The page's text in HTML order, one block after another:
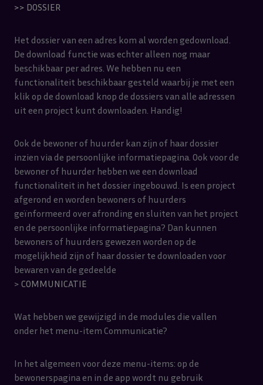
>> DOSSIER
Het dossier van een adres kom al worden gedownload.
De download functie was echter alleen nog maar
beschikbaar per adres. We hebben nu een
functionaliteit beschikbaar gesteld waarbij je met een
klik op de download knop de dossiers van alle adressen
uit een project kunt downloaden. Handig!
Ook de bewoner of huurder kan zijn of haar dossier
inzien via de persoonlijke informatiepagina. Ook voor de
bewoner of huurder hebben we een download
functionaliteit in het dossier ingebouwd. Is een project
afgerond en worden bewoners of huurders
geïnformeerd over afronding en sluiten van het project
en de persoonlijke informatiepagina? Dan kunnen
bewoners of huurders gewezen worden op de
mogelijkheid zijn of haar dossier te downloaden voor
bewaren van de gedeelde
> COMMUNICATIE
Wat hebben we gewijzigd in de modules die vallen
onder het menu-item Communicatie?
In het algemeen voor deze menu-items: op de
bewonerspagina en in de app wordt nu gebruik